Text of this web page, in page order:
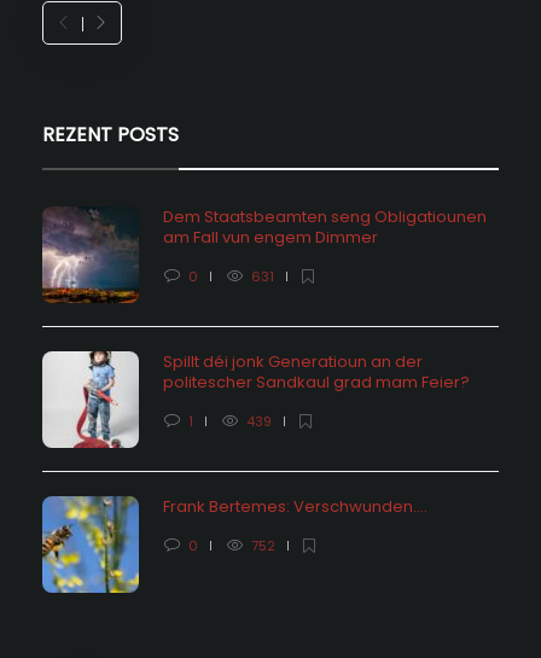
REZENT POSTS
Dem Staatsbeamten seng Obligatiounen
am Fall vun engem Dimmer
0 631
Spillt déi jonk Generatioun an der
politescher Sandkaul grad mam Feier?
1 439
Frank Bertemes: Verschwunden….
0 752